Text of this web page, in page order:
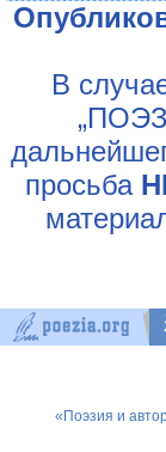
В
просьба
«Поэзия и